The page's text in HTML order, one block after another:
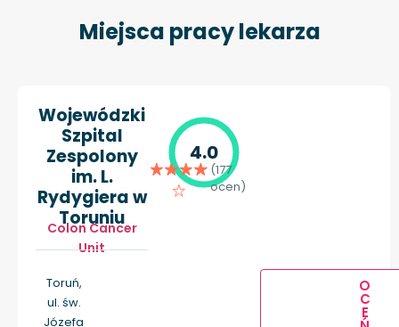
Miejsca pracy lekarza
Wojewódzki
Szpital
Zespolony
im. L.
Rydygiera w
Toruniu
Colon Cancer
Unit
Toruń,
ul. św.
Józefa
4.0
(177
ocen)
O
C
E